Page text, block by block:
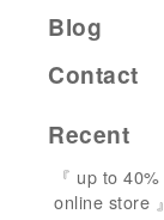
Blog
Contact
Recent
『 up to
online store 』